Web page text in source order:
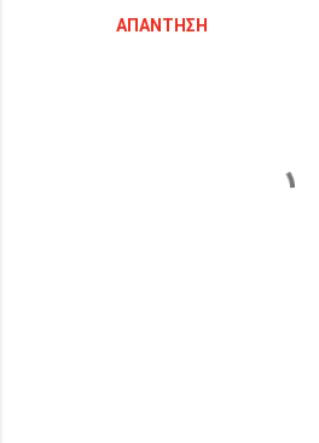
ΑΠΆΝΤΗΣΗ